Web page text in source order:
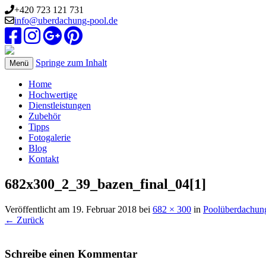
+420 723 121 731
info@uberdachung-pool.de
Menü Springe zum Inhalt
Home
Hochwertige
Dienstleistungen
Zubehör
Tipps
Fotogalerie
Blog
Kontakt
682x300_2_39_bazen_final_04[1]
Veröffentlicht am 19. Februar 2018 bei 682 × 300 in
← Zurück
Schreibe einen Kommentar